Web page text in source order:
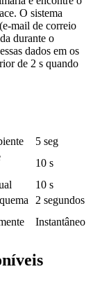
O sistema
mail de correio
durante o
dados em os
de 2 s quando
5 seg
10 s
10 s
2 segundos
Instantâneo